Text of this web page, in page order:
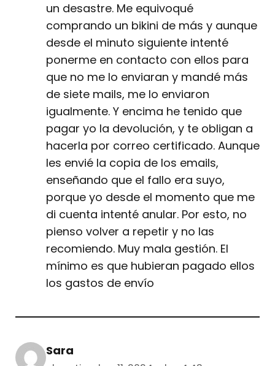
un desastre. Me equivoqué
comprando un bikini de más y aunque
desde el minuto siguiente intenté
ponerme en contacto con ellos para
que no me lo enviaran y mandé más
de siete mails, me lo enviaron
igualmente. Y encima he tenido que
pagar yo la devolución, y te obligan a
hacerla por correo certificado. Aunque
les envié la copia de los emails,
enseñando que el fallo era suyo,
porque yo desde el momento que me
di cuenta intenté anular. Por esto, no
pienso volver a repetir y no las
recomiendo. Muy mala gestión. El
mínimo es que hubieran pagado ellos
los gastos de envío
Sara